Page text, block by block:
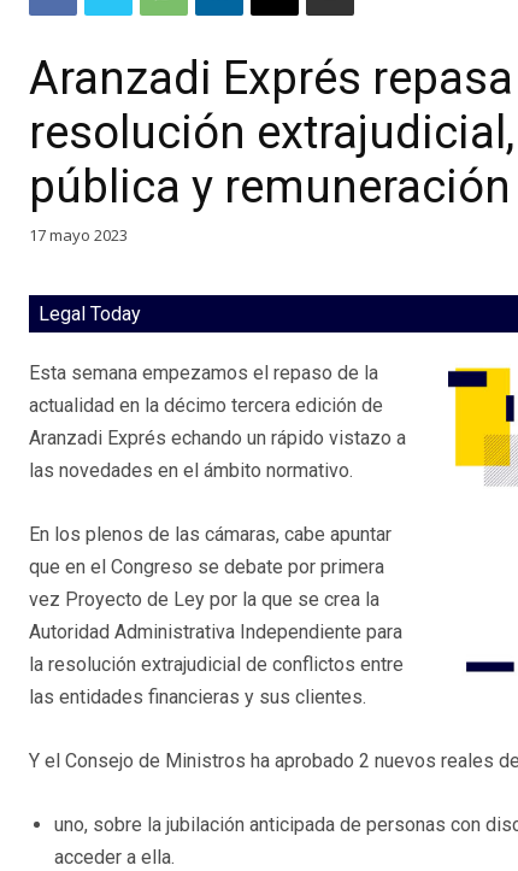
Aranzadi Exprés
resolución
pública y remuneración
17 mayo 2023
Legal Today
Esta semana empezamos el repaso de la
actualidad en la décimo tercera edición de
Aranzadi Exprés echando un rápido vistazo a
las novedades en el ámbito normativo.
En los plenos de las cámaras, cabe apuntar
que en el Congreso se debate por primera
vez Proyecto de Ley por la que se crea la
Autoridad Administrativa Independiente para
la resolución extrajudicial de conflictos entre
las entidades financieras y sus clientes.
Y el Consejo de Ministros ha aprobado 2 nuevos reales
uno, sobre la jubilación anticipada de personas con
acceder a ella.